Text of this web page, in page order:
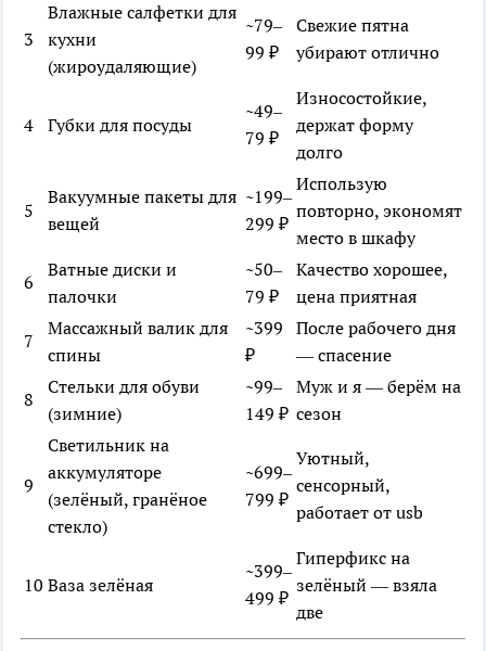
3
Влажные салфетки для
кухни
(жироудаляющие)
~79–
99 ₽
Свежие пятна
убирают отлично
4 Губки для посуды
~49–
79 ₽
Износостойкие,
держат форму
долго
5
Вакуумные пакеты для
вещей
~199–
299 ₽
Использую
повторно, экономят
место в шкафу
6
Ватные диски и
палочки
~50–
79 ₽
Качество хорошее,
цена приятная
7
Массажный валик для
спины
~399
₽
После рабочего дня
— спасение
8
Стельки для обуви
(зимние)
~99–
149 ₽
Муж и я — берём на
сезон
9
Светильник на
аккумуляторе
(зелёный, гранёное
стекло)
~699–
799 ₽
Уютный,
сенсорный,
работает от usb
10 Ваза зелёная
~399–
499 ₽
Гиперфикс на
зелёный — взяла
две